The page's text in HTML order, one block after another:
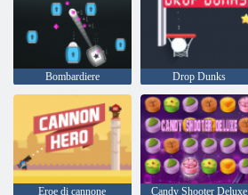
Bombardiere Drop Dunks
Eroe di cannone Candy Shooter Deluxe